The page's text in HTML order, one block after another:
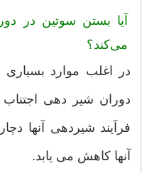
آیا بستن سوتین در
می‌کند؟
در اغلب موارد
دوران شیر دهی
فرآیند شیردهی آنها
آنها کاهش می یابد.